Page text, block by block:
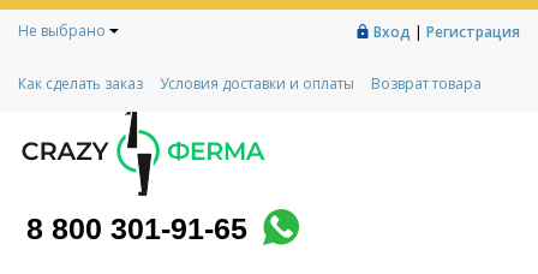
Не выбрано Вход | Регистрация
Как сделать заказ Условия доставки и оплаты
Возврат товара
Контакты
Социальный контракт
Любимая ферма
8 800 301-91-65